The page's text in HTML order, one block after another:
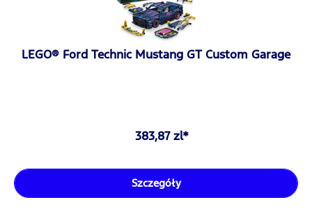
LEGO® Ford Technic Mustang GT Custom Garage
383,87 zl*
Szczegóły